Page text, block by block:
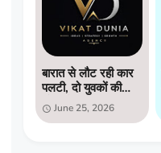
बारात से लौट रही कार
पलटी, दो युवकों की
मौत, दो गंभीर घायल
June 25, 2026